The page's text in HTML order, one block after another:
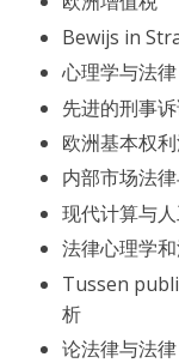
Bewijs in
心理学与法律
先进的刑事
欧洲基本权
内部市场法
现代计算与
法律心理学
Tussen
析
论法律与法律